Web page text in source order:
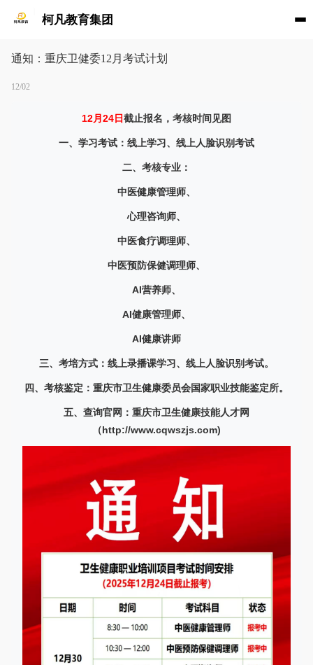
柯凡教育集团
通知：重庆卫健委12月考试计划
12/02
12月24日截止报名，考核时间见图
一、学习考试：线上学习、线上人脸识别考试
二、考核专业：
中医健康管理师、
心理咨询师、
中医食疗调理师、
中医预防保健调理师、
AI营养师、
AI健康管理师、
AI健康讲师
三、考培方式：线上录播课学习、线上人脸识别考试。
四、考核鉴定：重庆市卫生健康委员会国家职业技能鉴定所。
五、查询官网：重庆市卫生健康技能人才网
（http://www.cqwszjs.com)